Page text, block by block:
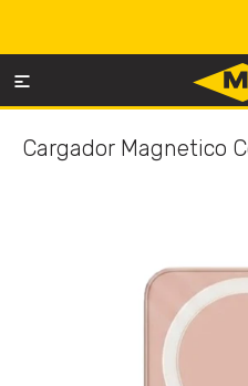

Cargador Magnetico